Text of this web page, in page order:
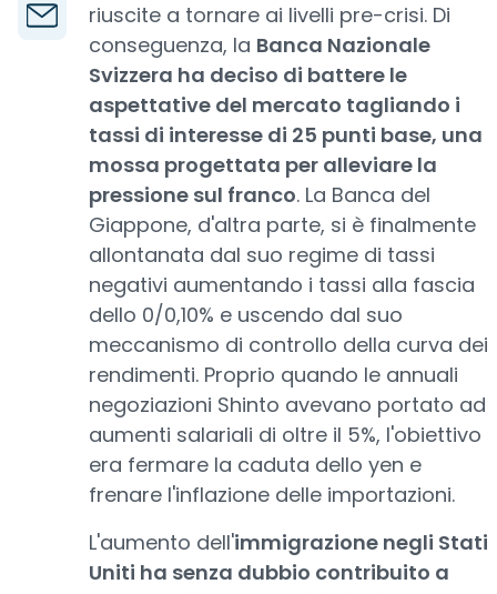
riuscite a tornare ai livelli pre-crisi. Di
conseguenza, la Banca Nazionale
Svizzera ha deciso di battere le
aspettative del mercato tagliando i
tassi di interesse di 25 punti base, una
mossa progettata per alleviare la
pressione sul franco. La Banca del
Giappone, d'altra parte, si è finalmente
allontanata dal suo regime di tassi
negativi aumentando i tassi alla fascia
dello 0/0,10% e uscendo dal suo
meccanismo di controllo della curva dei
rendimenti. Proprio quando le annuali
negoziazioni Shinto avevano portato ad
aumenti salariali di oltre il 5%, l'obiettivo
era fermare la caduta dello yen e
frenare l'inflazione delle importazioni.
L'aumento dell'immigrazione negli Stati
Uniti ha senza dubbio contribuito a